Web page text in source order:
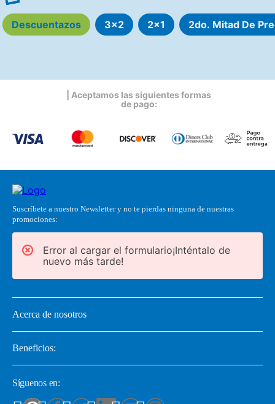
Descuentazos 3x2 2x1 2do. Mitad De
| Aceptamos las siguientes formas
de pago:
Suscríbete a nuestro Newsletter y no te pierdas ninguna de nuestras
promociones:
Error al cargar el formulario¡Inténtalo de
nuevo más tarde!
Acerca de nosotros
Beneficios:
Síguenos en: